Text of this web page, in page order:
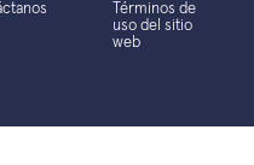
Términos de
uso del sitio
web